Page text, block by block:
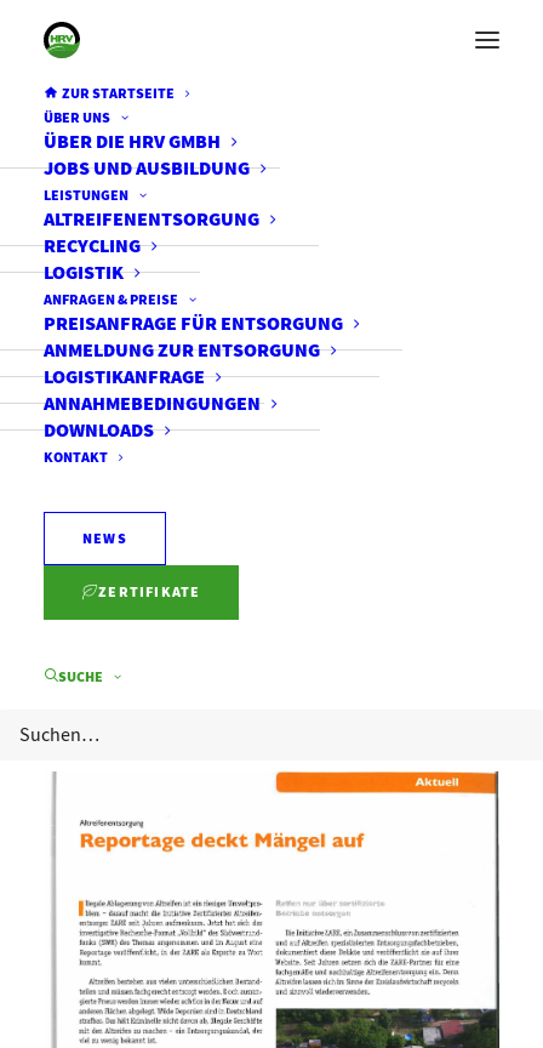
ZUR STARTSEITE
ÜBER UNS
ÜBER DIE HRV GMBH
JOBS UND AUSBILDUNG
LEISTUNGEN
ALTREIFENENTSORGUNG
RECYCLING
LOGISTIK
ANFRAGEN & PREISE
PREISANFRAGE FÜR ENTSORGUNG
ANMELDUNG ZUR ENTSORGUNG
LOGISTIKANFRAGE
ANNAHMEBEDINGUNGEN
DOWNLOADS
KONTAKT
NEWS
ZERTIFIKATE
SUCHE
Altreifenentsorgung –
Reportage deckt Mängel auf
Illegale Ablagerung von Altreifen ist ein riesiges
Umweltpro­blem – darauf macht die Initiative